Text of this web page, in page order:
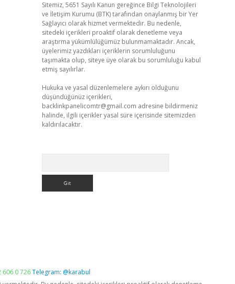
Sitemiz, 5651 Sayılı Kanun gereğince Bilgi Teknolojileri
ve İletişim Kurumu (BTK) tarafından onaylanmış bir Yer
Sağlayıcı olarak hizmet vermektedir. Bu nedenle,
sitedeki içerikleri proaktif olarak denetleme veya
araştırma yükümlülüğümüz bulunmamaktadır. Ancak,
üyelerimiz yazdıkları içeriklerin sorumluluğunu
taşımakta olup, siteye üye olarak bu sorumluluğu kabul
etmiş sayılırlar.
Hukuka ve yasal düzenlemelere aykırı olduğunu
düşündüğünüz içerikleri,
backlinkpanelicomtr@gmail.com adresine bildirmeniz
halinde, ilgili içerikler yasal süre içerisinde sitemizden
kaldırılacaktır.
606 0 726Telegram: @karabul